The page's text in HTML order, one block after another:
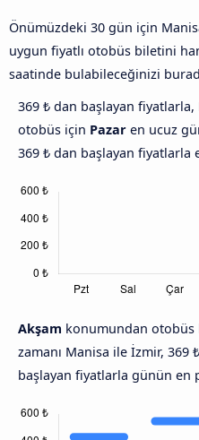
Önümüzdeki 30 gün için
uygun fiyatlı otobüs biletini
saatinde bulabileceğinizi
369 ₺ dan başlayan
otobüs için Pazar en ucuz
369 ₺ dan başlayan fiyatlarla
Akşam konumundan
zamanı Manisa ile İzmir, 369
başlayan fiyatlarla günün en